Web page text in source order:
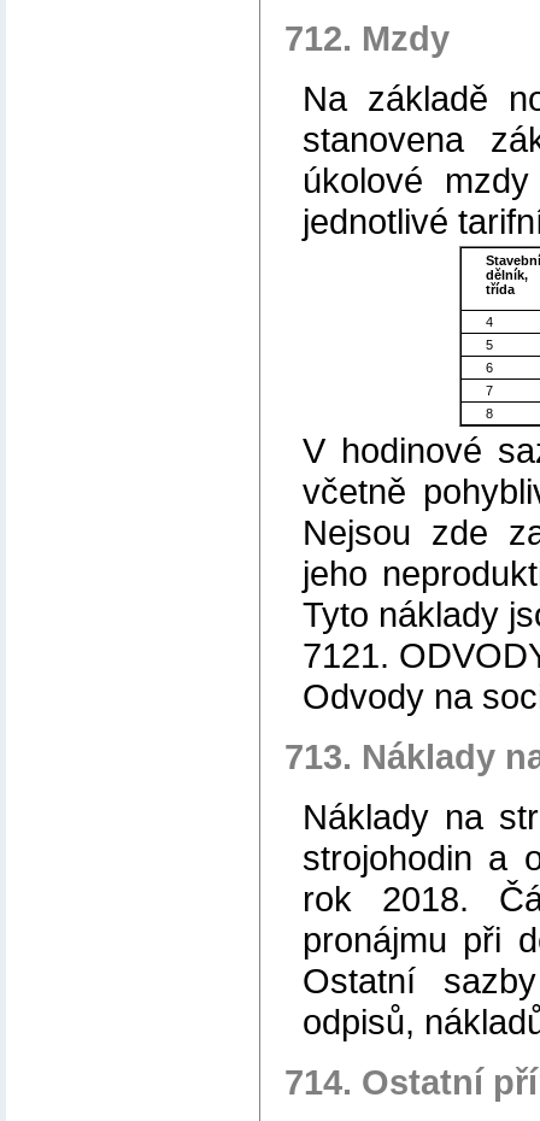
712. Mzdy
Na základě
stanovena
úkolové
jednotlivé
Stavební
dělník,
třída
4
5
6
7
8
V hodinové
včetně
Nejsou zde
jeho
Tyto náklady
7121.
Odvody na
713. Náklady
Náklady na
strojohodin a
rok 2018.
pronájmu při
Ostatní
odpisů,
714. Ostatní